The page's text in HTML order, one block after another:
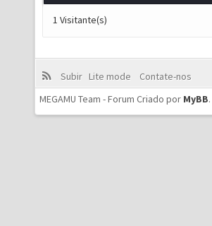
1 Visitante(s)
Subir Lite mode
Contate-nos
MEGAMU Team - Forum Criado por MyBB.